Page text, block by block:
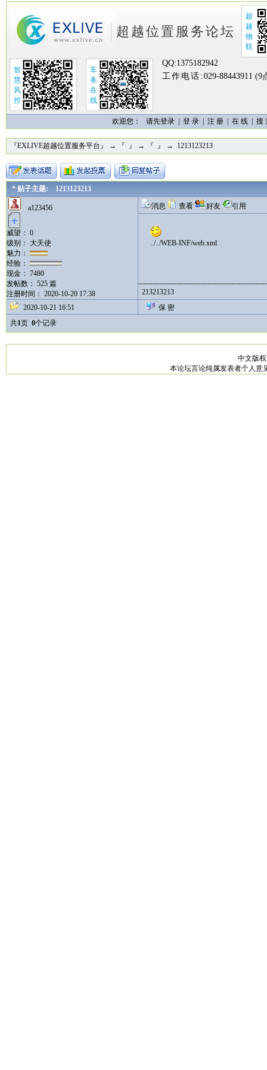
超越位置服务论坛
超
越
物
联
智
慧
风
控
车
务
在
线
QQ:1375182942
工作电话: 029-88443911 (9
欢迎您： 请先登录 | 登 录 注 册 在 线 搜
『EXLIVE超越位置服务平台』 → 『 』 → 『 』 → 1213123213
* 贴子主题: 1213123213
a123456
威望： 0
级别： 大天使
魅力：
经验：
现金： 7480
发帖数： 525 篇
注册时间： 2020-10-20 17:38
消息 查看 好友 引用
../../WEB-INF/web.xml
213213213
2020-10-21 16:51
保 密
共1页 0个记录
中文版
本论坛言论纯属发表者个人意